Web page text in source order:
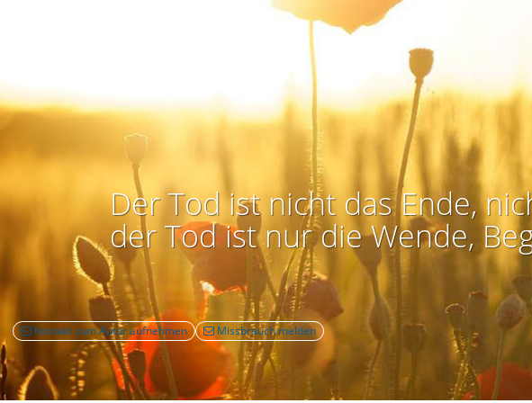
Der Tod ist nicht das Ende,
der Tod ist nur die Wende,
Kontakt zum Autor aufnehmen Missbrauch melden